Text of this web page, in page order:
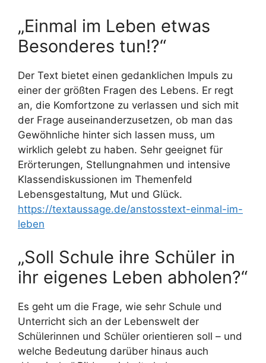
„Einmal im Leben etwas
Besonderes tun!?“
Der Text bietet einen gedanklichen Impuls zu
einer der größten Fragen des Lebens. Er regt
an, die Komfortzone zu verlassen und sich mit
der Frage auseinanderzusetzen, ob man das
Gewöhnliche hinter sich lassen muss, um
wirklich gelebt zu haben. Sehr geeignet für
Erörterungen, Stellungnahmen und intensive
Klassendiskussionen im Themenfeld
Lebensgestaltung, Mut und Glück.
https://textaussage.de/anstosstext-einmal-im-
leben
„Soll Schule ihre Schüler in
ihr eigenes Leben abholen?“
Es geht um die Frage, wie sehr Schule und
Unterricht sich an der Lebenswelt der
Schülerinnen und Schüler orientieren soll – und
welche Bedeutung darüber hinaus auch